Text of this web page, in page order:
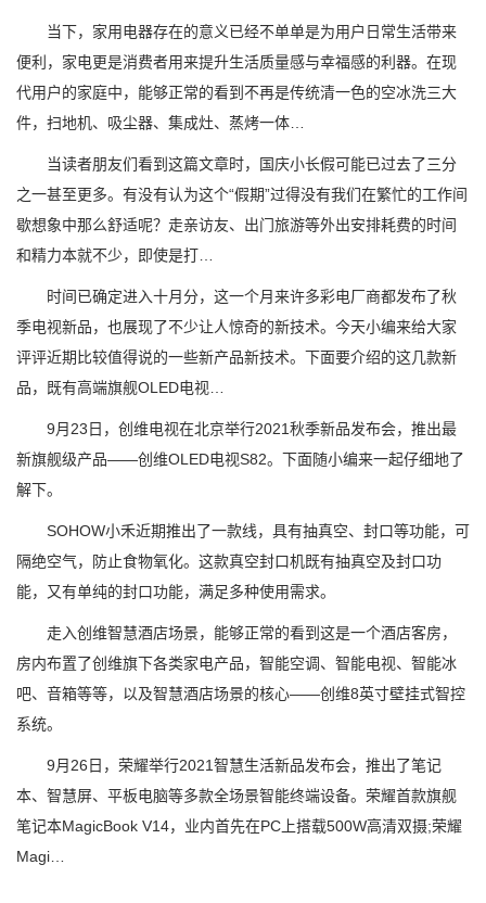
当下，家用电器存在的意义已经不单单是为用户日常生活带来
便利，家电更是消费者用来提升生活质量感与幸福感的利器。在现
代用户的家庭中，能够正常的看到不再是传统清一色的空冰洗三大
件，扫地机、吸尘器、集成灶、蒸烤一体…
当读者朋友们看到这篇文章时，国庆小长假可能已过去了三分
之一甚至更多。有没有认为这个“假期”过得没有我们在繁忙的工作间
歇想象中那么舒适呢？走亲访友、出门旅游等外出安排耗费的时间
和精力本就不少，即使是打…
时间已确定进入十月分，这一个月来许多彩电厂商都发布了秋
季电视新品，也展现了不少让人惊奇的新技术。今天小编来给大家
评评近期比较值得说的一些新产品新技术。下面要介绍的这几款新
品，既有高端旗舰OLED电视…
9月23日，创维电视在北京举行2021秋季新品发布会，推出最
新旗舰级产品——创维OLED电视S82。下面随小编来一起仔细地了
解下。
SOHOW小禾近期推出了一款线，具有抽真空、封口等功能，可
隔绝空气，防止食物氧化。这款真空封口机既有抽真空及封口功
能，又有单纯的封口功能，满足多种使用需求。
走入创维智慧酒店场景，能够正常的看到这是一个酒店客房，
房内布置了创维旗下各类家电产品，智能空调、智能电视、智能冰
吧、音箱等等，以及智慧酒店场景的核心——创维8英寸壁挂式智控
系统。
9月26日，荣耀举行2021智慧生活新品发布会，推出了笔记
本、智慧屏、平板电脑等多款全场景智能终端设备。荣耀首款旗舰
笔记本MagicBook V14，业内首先在PC上搭载500W高清双摄;荣耀
Magi…